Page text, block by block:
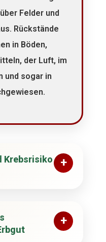
Felder und
Rückstände
in Böden,
der Luft, im
und sogar in
Krebsrisiko +
+